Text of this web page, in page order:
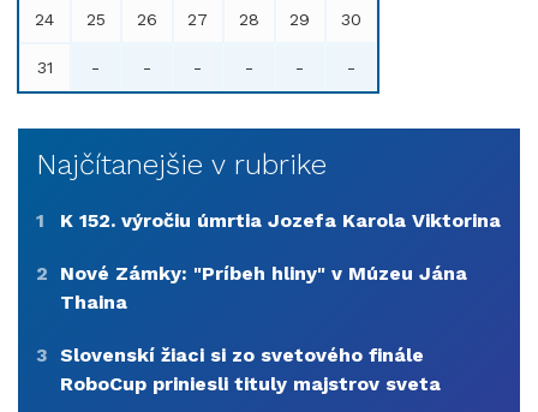
24 25 26 27 28 29 30
31 - - - - - -
Najčítanejšie v rubrike
1 K 152. výročiu úmrtia Jozefa Karola Viktorina
2
Nové Zámky: "Príbeh hliny" v Múzeu Jána
Thaina
3 Slovenskí žiaci si zo svetového finále
RoboCup priniesli tituly majstrov sveta